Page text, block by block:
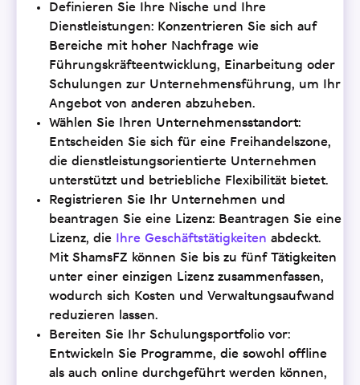
Definieren Sie Ihre Nische und Ihre
Dienstleistungen: Konzentrieren Sie sich auf
Bereiche mit hoher Nachfrage wie
Führungskräfteentwicklung, Einarbeitung oder
Schulungen zur Unternehmensführung, um Ihr
Angebot von anderen abzuheben.
Wählen Sie Ihren Unternehmensstandort:
Entscheiden Sie sich für eine Freihandelszone,
die dienstleistungsorientierte Unternehmen
unterstützt und betriebliche Flexibilität bietet.
Registrieren Sie Ihr Unternehmen und
beantragen Sie eine Lizenz: Beantragen Sie eine
Lizenz, die Ihre Geschäftstätigkeiten abdeckt.
Mit ShamsFZ können Sie bis zu fünf Tätigkeiten
unter einer einzigen Lizenz zusammenfassen,
wodurch sich Kosten und Verwaltungsaufwand
reduzieren lassen.
Bereiten Sie Ihr Schulungsportfolio vor:
Entwickeln Sie Programme, die sowohl offline
als auch online durchgeführt werden können,